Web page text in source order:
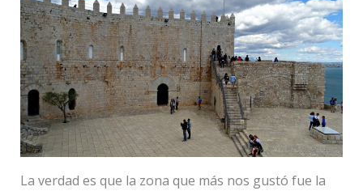
La verdad es que la zona que más nos gustó fue la